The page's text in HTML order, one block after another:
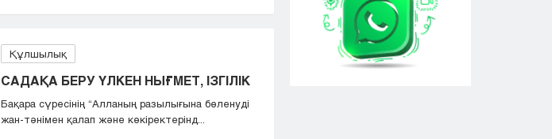
Құлшылық
САДАҚА БЕРУ ҮЛКЕН НЫҒМЕТ, ІЗГІЛІК
Бақара сүресінің “Aлланың разылығына бөленуді
жан-тәнімен қалап және көкіректерінд...